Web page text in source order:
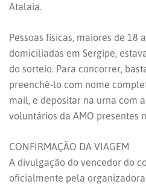
Atalaia.
Pessoas físicas, maiores de 18
domiciliadas em Sergipe,
do sorteio. Para concorrer,
preenchê-lo com nome
mail, e depositar na urna com
voluntários da AMO presentes
CONFIRMAÇÃO DA VIAGEM
A divulgação do vencedor do
oficialmente pela